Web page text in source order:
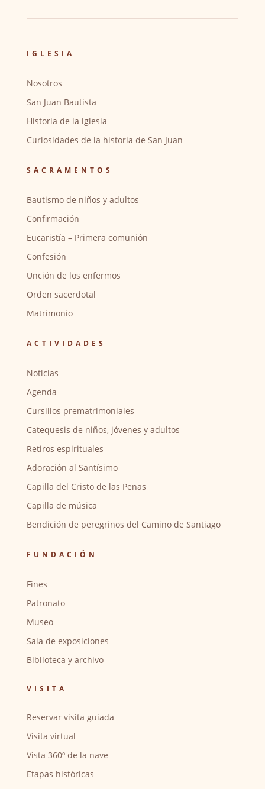
IGLESIA
Nosotros
San Juan Bautista
Historia de la iglesia
Curiosidades de la historia de San Juan
SACRAMENTOS
Bautismo de niños y adultos
Confirmación
Eucaristía – Primera comunión
Confesión
Unción de los enfermos
Orden sacerdotal
Matrimonio
ACTIVIDADES
Noticias
Agenda
Cursillos prematrimoniales
Catequesis de niños, jóvenes y adultos
Retiros espirituales
Adoración al Santísimo
Capilla del Cristo de las Penas
Capilla de música
Bendición de peregrinos del Camino de Santiago
FUNDACIÓN
Fines
Patronato
Museo
Sala de exposiciones
Biblioteca y archivo
VISITA
Reservar visita guiada
Visita virtual
Vista 360º de la nave
Etapas históricas